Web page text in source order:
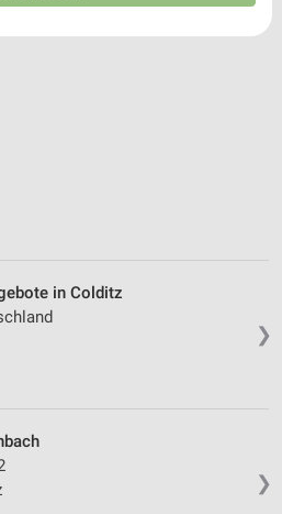
❯
in Colditz
❯
personalisierte
Auswahl